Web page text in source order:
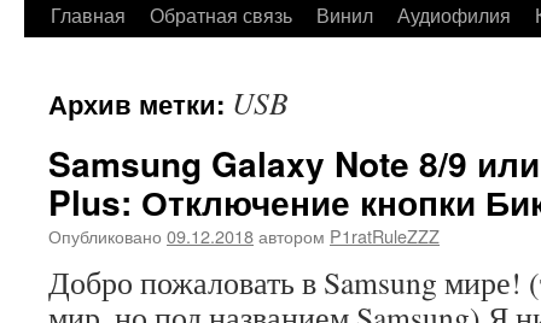
Главная Обратная связь Винил Аудиофилия
Архив метки: USB
Samsung Galaxy Note 8/9
Plus: Отключение кнопки
Опубликовано 09.12.2018автором P1ratRuleZZZ
Добро пожаловать в Samsung мире!